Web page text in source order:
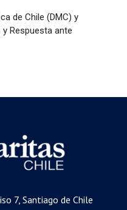
de Chile (DMC) y
Respuesta ante
7, Santiago de Chile